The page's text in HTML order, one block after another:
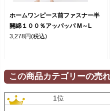
ホームワンピース前ファスナー半
開綿１００％アッパッパ M～L
3,278円(税込)
この商品カテゴリーの売
1位